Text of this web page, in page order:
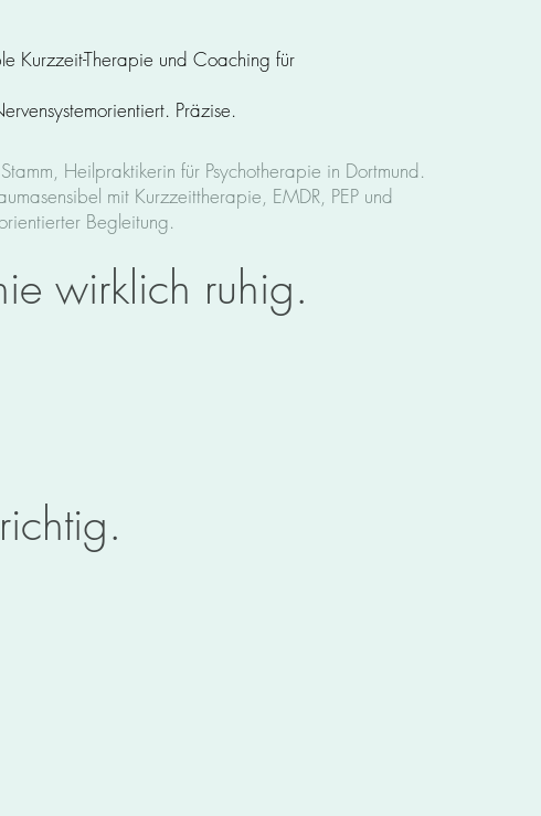
Kurzzeit-Therapie und Coaching für
Präzise.
Heilpraktikerin für Psychotherapie in Dortmund.
mit Kurzzeittherapie, EMDR, PEP und
Begleitung.
wirklich ruhig.